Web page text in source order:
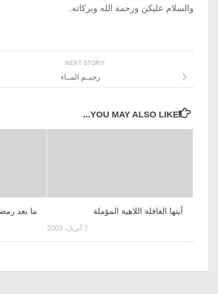
والسلام عليكن ورحمة الله وبركاته.
NEXT STORY
رجيــم المــاء
YOU MAY ALSO LIKE...
ما بعد أيتها الغافلة اللاهية المؤملة
7 أبريل، 2003